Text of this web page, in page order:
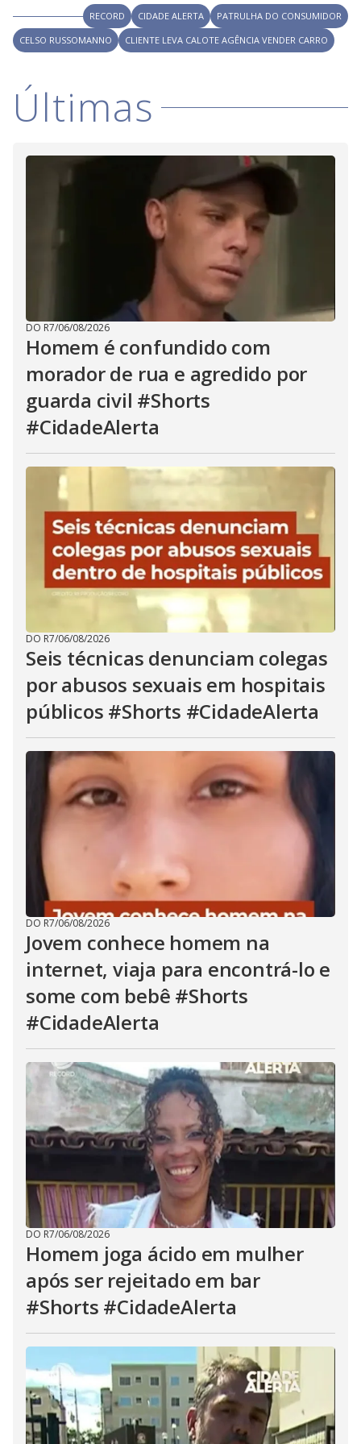
i
d
e
o
RECORD CIDADE ALERTA
PATRULHA DO CONSUMIDOR
CELSO RUSSOMANNO
CLIENTE LEVA CALOTE AGÊNCIA VENDER CARRO
Últimas
DO R7/06/08/2026
Homem é confundido com
morador de rua e agredido por
guarda civil #Shorts
#CidadeAlerta
DO R7/06/08/2026
Seis técnicas denunciam colegas
por abusos sexuais em hospitais
públicos #Shorts #CidadeAlerta
DO R7/06/08/2026
Jovem conhece homem na
internet, viaja para encontrá-lo e
some com bebê #Shorts
#CidadeAlerta
DO R7/06/08/2026
Homem joga ácido em mulher
após ser rejeitado em bar
#Shorts #CidadeAlerta